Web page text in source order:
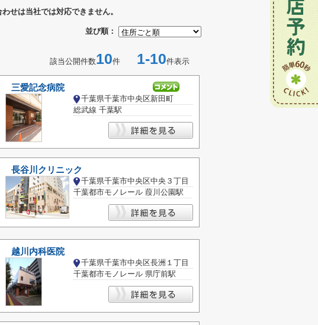
せは当社では対応できません。
並び順：
該当公開件数10件 1-10件表示
三愛記念病院
千葉県千葉市中央区新田町
総武線 千葉駅
長谷川クリニック
千葉県千葉市中央区中央３丁目
千葉都市モノレール 葭川公園駅
越川内科医院
千葉県千葉市中央区長洲１丁目
千葉都市モノレール 県庁前駅